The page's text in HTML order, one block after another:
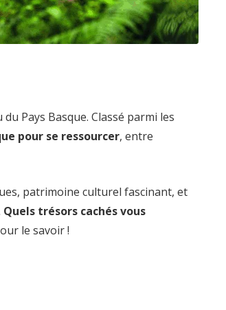
Pays Basque. Classé parmi les
pour se ressourcer, entre
patrimoine culturel fascinant, et
Quels trésors cachés vous
le savoir !